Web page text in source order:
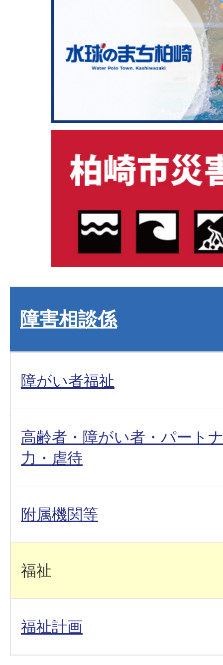
障害相談係
障がい者福祉
高齢者・障がい者・パート
力・虐待
附属機関等
福祉
福祉計画